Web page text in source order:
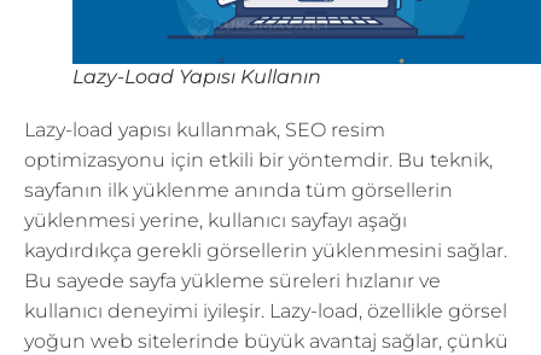
Lazy-Load Yapısı Kullanın
Lazy-load yapısı kullanmak, SEO resim
optimizasyonu için etkili bir yöntemdir. Bu teknik,
sayfanın ilk yüklenme anında tüm görsellerin
yüklenmesi yerine, kullanıcı sayfayı aşağı
kaydırdıkça gerekli görsellerin yüklenmesini sağlar.
Bu sayede sayfa yükleme süreleri hızlanır ve
kullanıcı deneyimi iyileşir. Lazy-load, özellikle görsel
yoğun web sitelerinde büyük avantaj sağlar, çünkü